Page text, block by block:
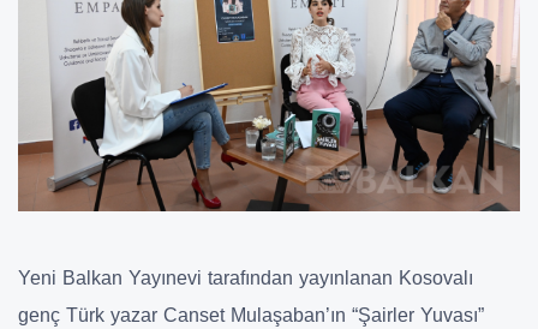
Yeni Balkan Yayınevi tarafından yayınlanan Kosovalı
genç Türk yazar Canset Mulaşaban’ın “Şairler Yuvası”